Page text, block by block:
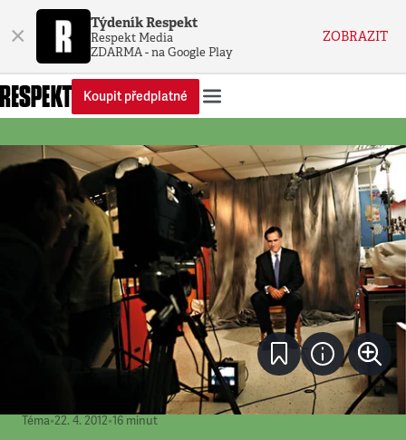
× Týdeník Respekt
Respekt Media
ZDARMA - na Google Play
ZOBRAZIT
Koupit předplatné
Téma•22. 4. 2012•16 minut